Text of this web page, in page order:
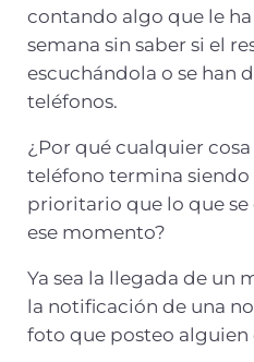
contando algo que le
semana sin saber si el
escuchándola o se han
teléfonos.
¿Por qué cualquier
teléfono termina siendo
prioritario que lo que
ese momento?
Ya sea la llegada de un
la notificación de una
foto que posteo alguien